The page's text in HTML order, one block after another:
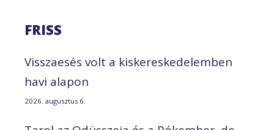
FRISS
Visszaesés volt a kiskereskedelemben
havi alapon
2026. augusztus 6.